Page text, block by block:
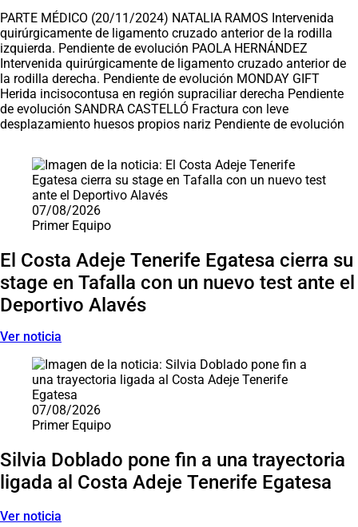
PARTE MÉDICO (20/11/2024) NATALIA RAMOS Intervenida
quirúrgicamente de ligamento cruzado anterior de la rodilla
izquierda. Pendiente de evolución PAOLA HERNÁNDEZ
Intervenida quirúrgicamente de ligamento cruzado anterior de
la rodilla derecha. Pendiente de evolución MONDAY GIFT
Herida incisocontusa en región supraciliar derecha Pendiente
de evolución SANDRA CASTELLÓ Fractura con leve
desplazamiento huesos propios nariz Pendiente de evolución
07/08/2026
Primer Equipo
El Costa Adeje Tenerife Egatesa cierra su
stage en Tafalla con un nuevo test ante el
Deportivo Alavés
Ver noticia
07/08/2026
Primer Equipo
Silvia Doblado pone fin a una trayectoria
ligada al Costa Adeje Tenerife Egatesa
Ver noticia